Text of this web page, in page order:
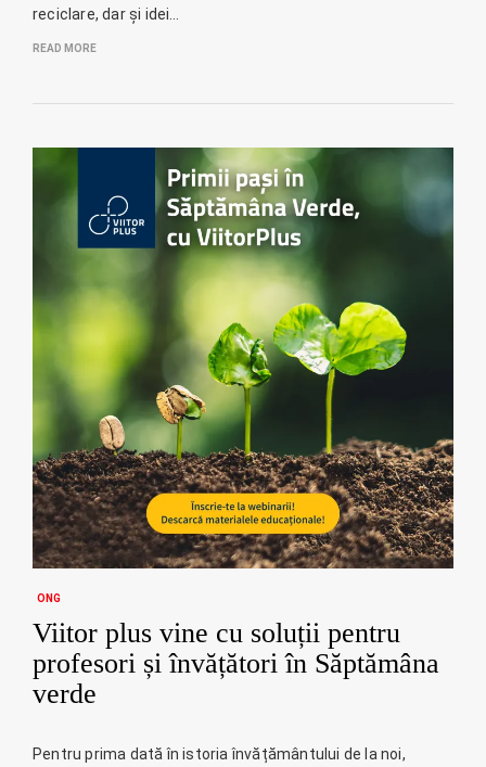
reciclare, dar și idei…
READ MORE
ONG
Viitor plus vine cu soluții pentru
profesori și învățători în Săptămâna
verde
Pentru prima dată în istoria învățământului de la noi,